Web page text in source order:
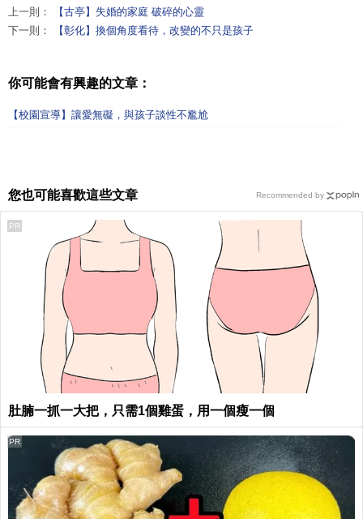
上一則：
【古亭】失婚的家庭 破碎的心靈
下一則：
【彰化】換個角度看待，改變的不只是孩子
你可能會有興趣的文章：
【校園宣導】讓愛無礙，與孩子談性不尷尬
您也可能喜歡這些文章
肚腩一抓一大把，只需1個雞蛋，用一個瘦一個
PR
PR
Recommended by